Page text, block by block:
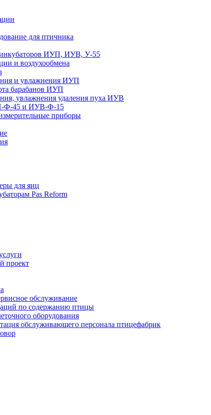
для птичника
инкубаторов ИУП, ИУВ, У-55
и воздухообмена
и увлажнения ИУП
барабанов ИУП
увлажнения удаления пуха ИУВ
Ф-45 и ИУВ-Ф-15
приборы
для яиц
Pas Reform
проект
обслуживание
по содержанию птицы
оборудования
обслуживающего персонала птицефабрик